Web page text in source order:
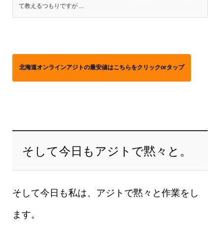
て教えるつもりですが ...
北海道オンラインアジトの最安値はこちらをクリックorタップ
そして今日もアジトで黙々と。
そして今日も私は、アジトで黙々と作業をし
ます。